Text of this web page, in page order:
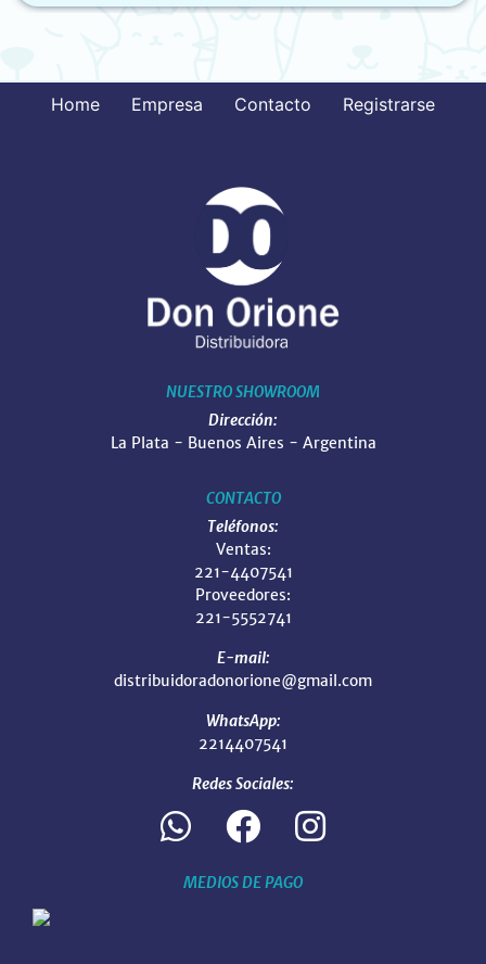
Home Empresa Contacto Registrarse
NUESTRO SHOWROOM
Dirección:
La Plata - Buenos Aires - Argentina
CONTACTO
Teléfonos:
Ventas:
221-4407541
Proveedores:
221-5552741
E-mail:
distribuidoradonorione@gmail.com
WhatsApp:
2214407541
Redes Sociales:
MEDIOS DE PAGO